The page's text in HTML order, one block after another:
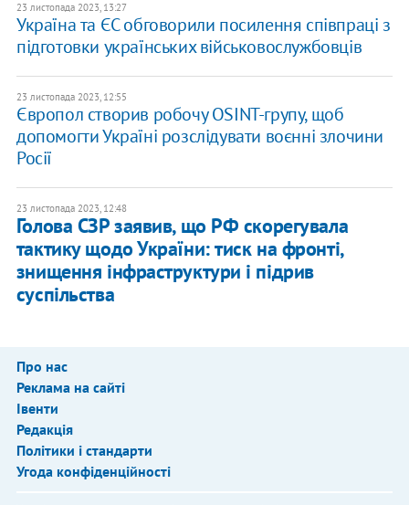
23 листопада 2023, 13:27
Україна та ЄС обговорили посилення співпраці з
підготовки українських військовослужбовців
23 листопада 2023, 12:55
Європол створив робочу OSINT-групу, щоб
допомогти Україні розслідувати воєнні злочини
Росії
23 листопада 2023, 12:48
Голова СЗР заявив, що РФ скорегувала
тактику щодо України: тиск на фронті,
знищення інфраструктури і підрив
суспільства
Про нас
Реклама на сайті
Івенти
Редакція
Політики і стандарти
Угода конфіденційності